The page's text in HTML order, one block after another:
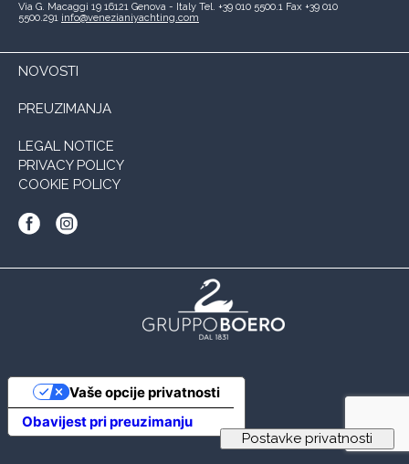
Via G. Macaggi 19 16121 Genova - Italy Tel. +39 010 5500.1 Fax +39 010
5500.291 info@venezianiyachting.com
NOVOSTI
PREUZIMANJA
LEGAL NOTICE
PRIVACY POLICY
COOKIE POLICY
Obavijest pri preuzimanju
Vaše opcije privatnosti